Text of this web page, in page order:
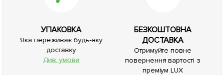
УПАКОВКА
Яка переживає будь-яку
доставку
Див. умови
БЕЗКОШТОВНА
ДОСТАВКА
Отримуйте повне
повернення вартості з
преміум LUX